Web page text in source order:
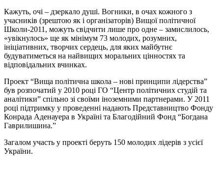
Кажуть, очі – дзеркало душі. Вогники, в очах кожного з
учасників (зрештою як і організаторів) Вищої політичної
Школи-2011, можуть свідчити лише про одне – замислилось,
«увікнулось» ще як мінімум 73 молодих, розумних,
ініціативних, творчих сердець, для яких майбутнє
будуватиметься на найвищих моральних цінностях та
відповідальних вчинках.
Проект “Вища політична школа – нові принципи лідерства”
був розпочатий у 2010 році ГО “Центр політичних студій та
аналітики” спільно зі своїми іноземними партнерами. У 2011
році підтримку у проведенні надають Представництво Фонду
Конрада Аденауера в Україні та Благодійний Фонд “Богдана
Гаврилишина.”
Загалом участь у проекті беруть 150 молодих лідерів з усієї
України.